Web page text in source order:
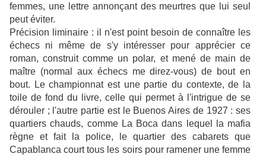
femmes, une lettre annonçant des meurtres que lui seul
peut éviter.
Précision liminaire : il n'est point besoin de connaître les
échecs ni même de s'y intéresser pour apprécier ce
roman, construit comme un polar, et mené de main de
maître (normal aux échecs me direz-vous) de bout en
bout. Le championnat est une partie du contexte, de la
toile de fond du livre, celle qui permet à l'intrigue de se
dérouler ; l'autre partie est le Buenos Aires de 1927 : ses
quartiers chauds, comme La Boca dans lequel la mafia
règne et fait la police, le quartier des cabarets que
Capablanca court tous les soirs pour ramener une femme